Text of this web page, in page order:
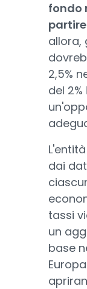
fondo
allora,
2,5%
del
dai
tassi
un
base